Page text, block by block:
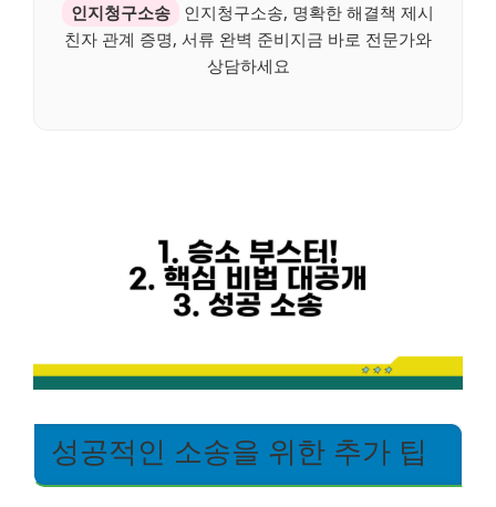
인지청구소송
인지청구소송, 명확한 해결책 제시
친자 관계 증명, 서류 완벽 준비지금 바로 전문가와
상담하세요
성공적인 소송을 위한 추가 팁